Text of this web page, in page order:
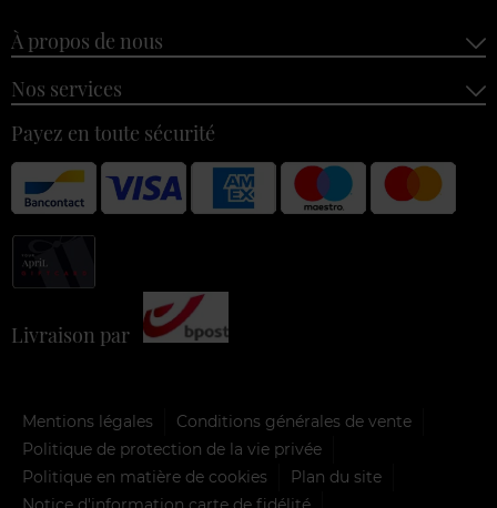
À propos de nous
Nos services
Payez en toute sécurité
Livraison par
Mentions légales
Conditions générales de vente
Politique de protection de la vie privée
Politique en matière de cookies
Plan du site